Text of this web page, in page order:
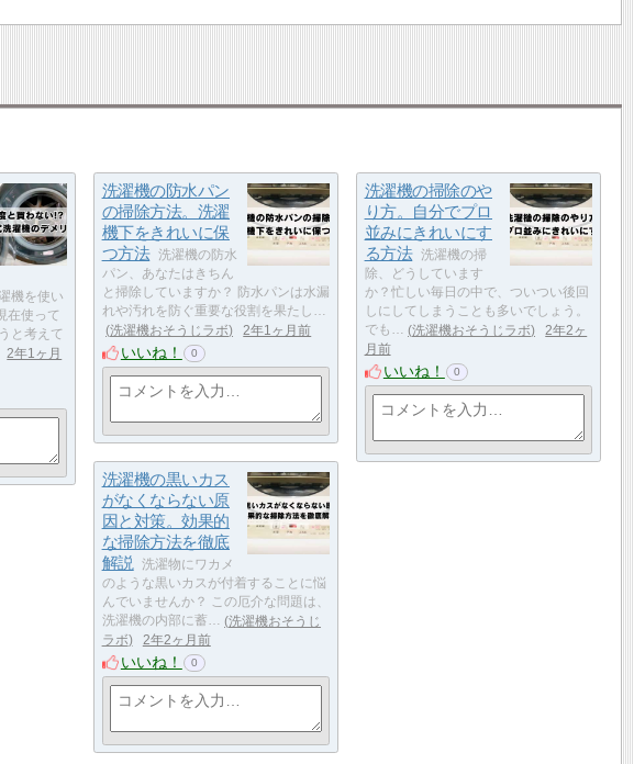
機を使い
在使って
と考えて
2年1ヶ月
洗濯機の防水パン
の掃除方法。洗濯
機下をきれいに保
つ方法
洗濯機の防水
パン、あなたはきちん
と掃除していますか？ 防水パンは水漏
れや汚れを防ぐ重要な役割を果たし…
洗濯機おそうじラボ
2年1ヶ月前
いいね！ 0
洗濯機の掃除のや
り方。自分でプロ
並みにきれいにす
る方法
洗濯機の掃
除、どうしています
か？忙しい毎日の中で、ついつい後回
しにしてしまうことも多いでしょう。
でも…
洗濯機おそうじラボ
2年2ヶ
月前
いいね！ 0
洗濯機の黒いカス
がなくならない原
因と対策。効果的
な掃除方法を徹底
解説
洗濯物にワカメ
のような黒いカスが付着することに悩
んでいませんか？ この厄介な問題は、
洗濯機の内部に蓄…
洗濯機おそうじ
ラボ
2年2ヶ月前
いいね！ 0